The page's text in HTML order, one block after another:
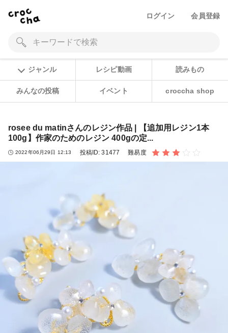
ログイン 会員登録
ジャンル レシピ動画 読みもの
みんなの投稿 イベント croccha shop
rosee du matinさんのレジン作品 | 【追加用レジン1本
100g】作家のためのレジン 400gの定...
2022年06月29日 12:13 投稿ID:31477 難易度